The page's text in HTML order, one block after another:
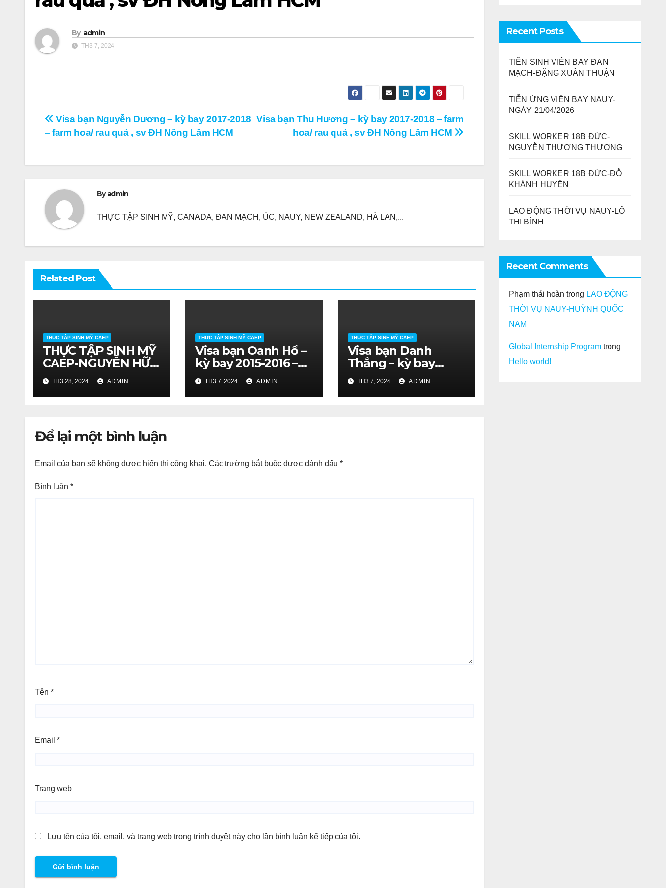
By admin
TH3 7, 2024
Điều
bài
Visa bạn Thu Hương – kỳ bay 2017-2018 – farm
hoa/ rau quả , sv ĐH Nông Lâm HCM
Visa bạn Nguyễn Dương – kỳ bay 2017-2018
– farm hoa/ rau quả , sv ĐH Nông Lâm HCM
Byadmin
THỰC TẬP SINH MỸ, CANADA, ĐAN MẠCH, ÚC, NAUY, NEW ZEALAND, HÀ LAN,...
Related Post
THỰC TẬP SINH MỸ CAEP
THỰC TẬP SINH MỸ
CAEP-NGUYỄN HỮU
CHỨC
TH3 28, 2024 ADMIN
THỰC TẬP SINH MỸ CAEP
Visa bạn Oanh Hồ –
kỳ bay 2015-2016 –
farm hoa/ rau quả.
SV ĐH Nông Lâm
HCM.
TH3 7, 2024 ADMIN
THỰC TẬP SINH MỸ CAEP
Visa bạn Danh
Thắng – kỳ bay
2015-2016 – farm
hoa/ rau quả. SV ĐH
Nông Lâm HCM.
TH3 7, 2024 ADMIN
Để lại một bình luận
Email của bạn sẽ không được hiển thị công khai. Các trường bắt buộc được đánh dấu *
Bình luận *
Tên *
Email *
Trang web
Lưu tên của tôi, email, và trang web trong trình duyệt này cho lần bình luận kế tiếp của tôi.
Recent Posts
TIỄN SINH VIÊN BAY ĐAN
MẠCH-ĐẶNG XUÂN THUẬN
TIỄN ỨNG VIÊN BAY NAUY-
NGÀY 21/04/2026
SKILL WORKER 18B ĐỨC-
NGUYỄN THƯƠNG THƯƠNG
SKILL WORKER 18B ĐỨC-ĐỖ
KHÁNH HUYỀN
LAO ĐỘNG THỜI VỤ NAUY-LÔ
THỊ BÌNH
Recent Comments
Phạm thái hoàn trong LAO ĐỘNG
THỜI VỤ NAUY-HUỲNH QUỐC
NAM
Global Internship Programtrong
Hello world!